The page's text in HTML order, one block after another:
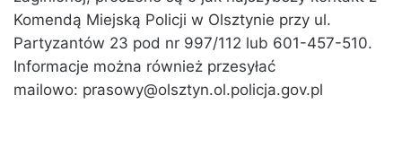
Komendą Miejską Policji w Olsztynie przy ul.
Partyzantów 23 pod nr 997/112 lub 601-457-510.
Informacje można również przesyłać
mailowo: prasowy@olsztyn.ol.policja.gov.pl